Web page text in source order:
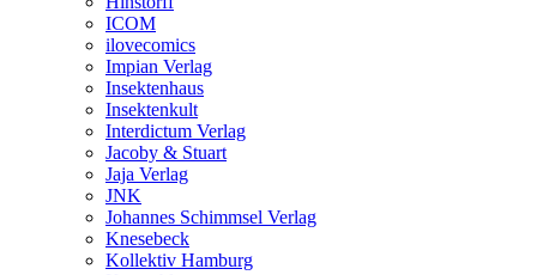
ICOM
ilovecomics
Impian Verlag
Insektenhaus
Insektenkult
Interdictum Verlag
Jacoby & Stuart
Jaja Verlag
JNK
Johannes Schimmsel Verlag
Knesebeck
Kollektiv Hamburg